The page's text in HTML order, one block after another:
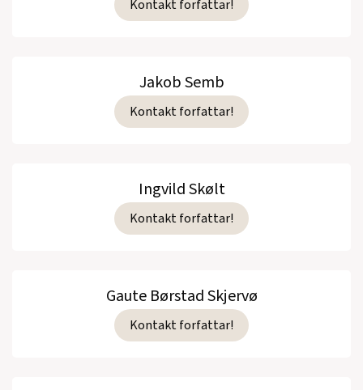
Kontakt forfattar!
Jakob Semb
Kontakt forfattar!
Ingvild Skølt
Kontakt forfattar!
Gaute Børstad Skjervø
Kontakt forfattar!